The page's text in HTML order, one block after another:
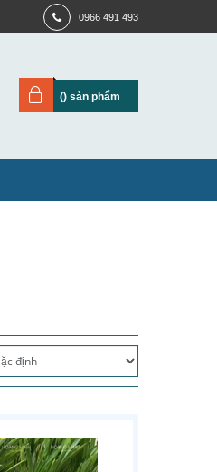
0966 491 493
() sản phẩm